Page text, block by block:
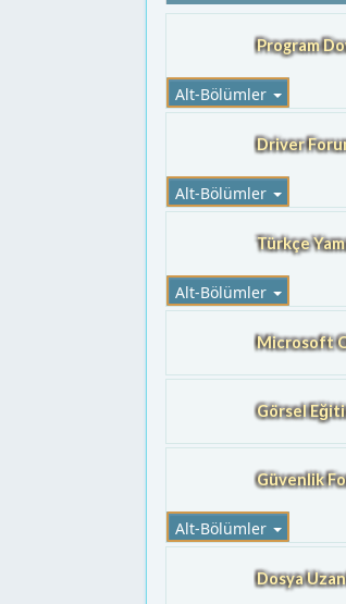
Program
Alt-Bölümler
Driver
Alt-Bölümler
Türkçe
Alt-Bölümler
Microsoft
Görsel
Güvenlik
Alt-Bölümler
Dosya